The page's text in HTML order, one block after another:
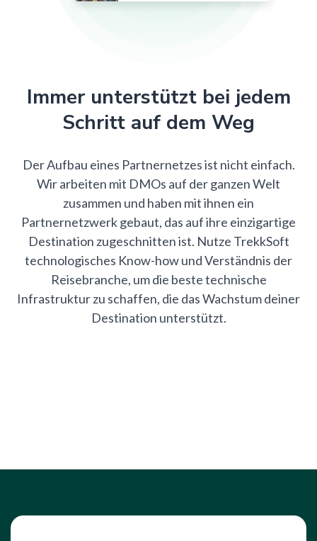
Immer unterstützt bei jedem
Schritt auf dem Weg
Der Aufbau eines Partnernetzes ist nicht einfach.
Wir arbeiten mit DMOs auf der ganzen Welt
zusammen und haben mit ihnen ein
Partnernetzwerk gebaut, das auf ihre einzigartige
Destination zugeschnitten ist. Nutze TrekkSoft
technologisches Know-how und Verständnis der
Reisebranche, um die beste technische
Infrastruktur zu schaffen, die das Wachstum deiner
Destination unterstützt.